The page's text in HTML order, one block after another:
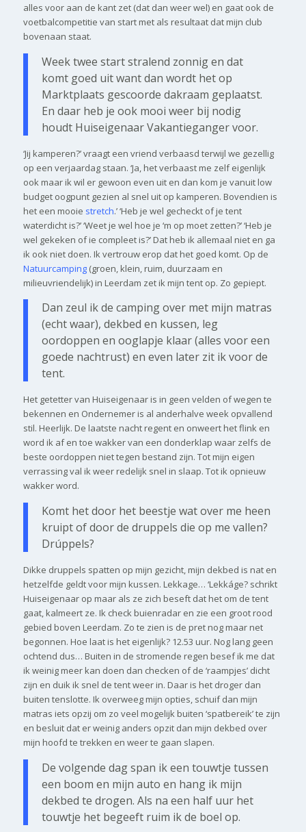
alles voor aan de kant zet (dat dan weer wel) en gaat ook de
voetbalcompetitie van start met als resultaat dat mijn club
bovenaan staat.
Week twee start stralend zonnig en dat
komt goed uit want dan wordt het op
Marktplaats gescoorde dakraam geplaatst.
En daar heb je ook mooi weer bij nodig
houdt Huiseigenaar Vakantieganger voor.
‘Jij kamperen?’ vraagt een vriend verbaasd terwijl we gezellig
op een verjaardag staan. ‘Ja, het verbaast me zelf eigenlijk
ook maar ik wil er gewoon even uit en dan kom je vanuit low
budget oogpunt gezien al snel uit op kamperen. Bovendien is
het een mooie stretch.’ ‘Heb je wel gecheckt of je tent
waterdicht is?’ ‘Weet je wel hoe je ‘m op moet zetten?’ ‘Heb je
wel gekeken of ie compleet is?’ Dat heb ik allemaal niet en ga
ik ook niet doen. Ik vertrouw erop dat het goed komt. Op de
Natuurcamping (groen, klein, ruim, duurzaam en
milieuvriendelijk) in Leerdam zet ik mijn tent op. Zo gepiept.
Dan zeul ik de camping over met mijn matras
(echt waar), dekbed en kussen, leg
oordoppen en ooglapje klaar (alles voor een
goede nachtrust) en even later zit ik voor de
tent.
Het getetter van Huiseigenaar is in geen velden of wegen te
bekennen en Ondernemer is al anderhalve week opvallend
stil. Heerlijk. De laatste nacht regent en onweert het flink en
word ik af en toe wakker van een donderklap waar zelfs de
beste oordoppen niet tegen bestand zijn. Tot mijn eigen
verrassing val ik weer redelijk snel in slaap. Tot ik opnieuw
wakker word.
Komt het door het beestje wat over me heen
kruipt of door de druppels die op me vallen?
Drúppels?
Dikke druppels spatten op mijn gezicht, mijn dekbed is nat en
hetzelfde geldt voor mijn kussen. Lekkage… ‘Lekkáge? schrikt
Huiseigenaar op maar als ze zich beseft dat het om de tent
gaat, kalmeert ze. Ik check buienradar en zie een groot rood
gebied boven Leerdam. Zo te zien is de pret nog maar net
begonnen. Hoe laat is het eigenlijk? 12.53 uur. Nog lang geen
ochtend dus… Buiten in de stromende regen besef ik me dat
ik weinig meer kan doen dan checken of de ‘raampjes’ dicht
zijn en duik ik snel de tent weer in. Daar is het droger dan
buiten tenslotte. Ik overweeg mijn opties, schuif dan mijn
matras iets opzij om zo veel mogelijk buiten ‘spatbereik’ te zijn
en besluit dat er weinig anders opzit dan mijn dekbed over
mijn hoofd te trekken en weer te gaan slapen.
De volgende dag span ik een touwtje tussen
een boom en mijn auto en hang ik mijn
dekbed te drogen. Als na een half uur het
touwtje het begeeft ruim ik de boel op.